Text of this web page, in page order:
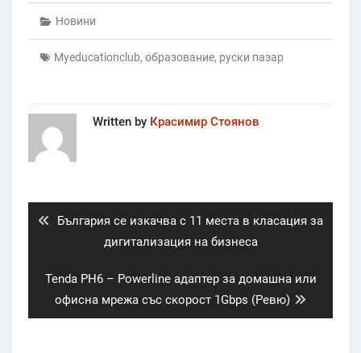
Новини
Myeducationclub, образование, руски пазар
Written by Красимир Стоянов
Previous
България се изкачва с 11 места в класация за
дигитализация на бизнеса
Next
post:
Tenda PH6 – Powerline адаптер за домашна или
офисна мрежа със скорост 1Gbps (Ревю)